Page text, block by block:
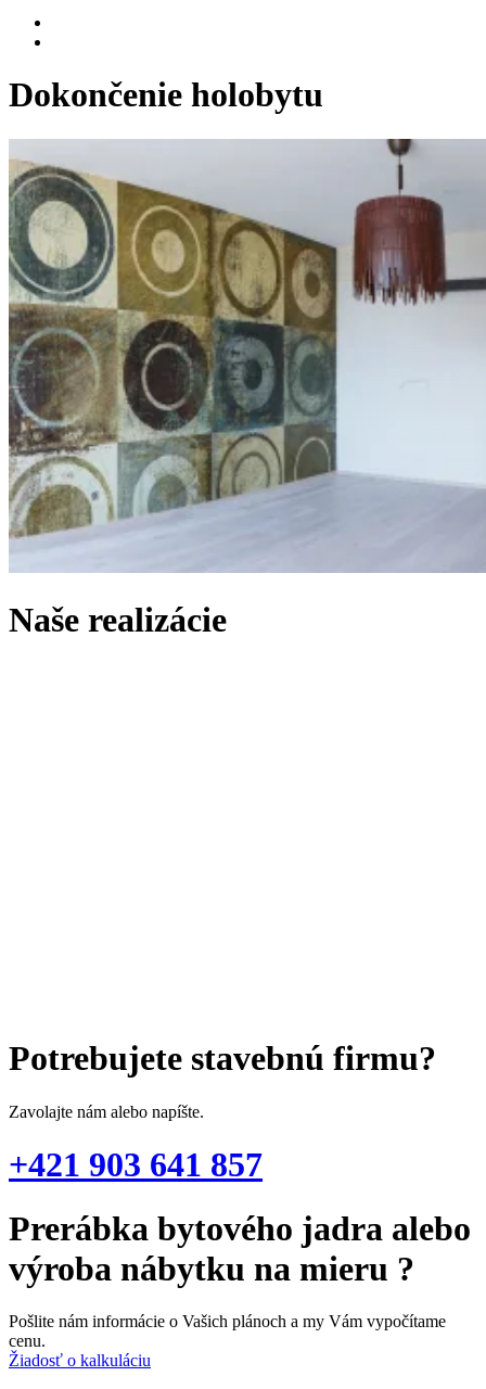
Dokončenie holobytu
Naše realizácie
Potrebujete stavebnú firmu?
Zavolajte nám alebo napíšte.
+421 903 641 857
Prerábka bytového jadra alebo
výroba nábytku na mieru ?
Pošlite nám informácie o Vašich plánoch a my Vám vypočítame
cenu.
Žiadosť o kalkuláciu